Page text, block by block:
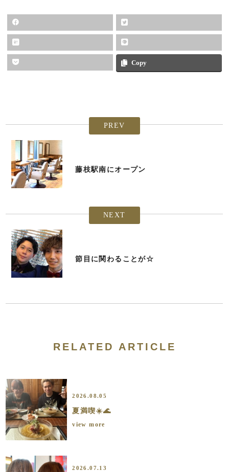
Copy
PREV
藤枝駅南にオープン
NEXT
節目に関わることが☆
RELATED ARTICLE
2026.08.05
夏満喫☀️🌊
view more
2026.07.13